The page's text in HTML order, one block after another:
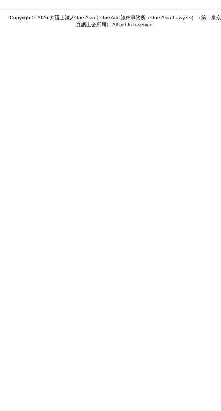
Copyright© 2026 弁護士法人One Asia｜One Asia法律事務所（One Asia Lawyers）（第二東京
弁護士会所属） All rights reserved.